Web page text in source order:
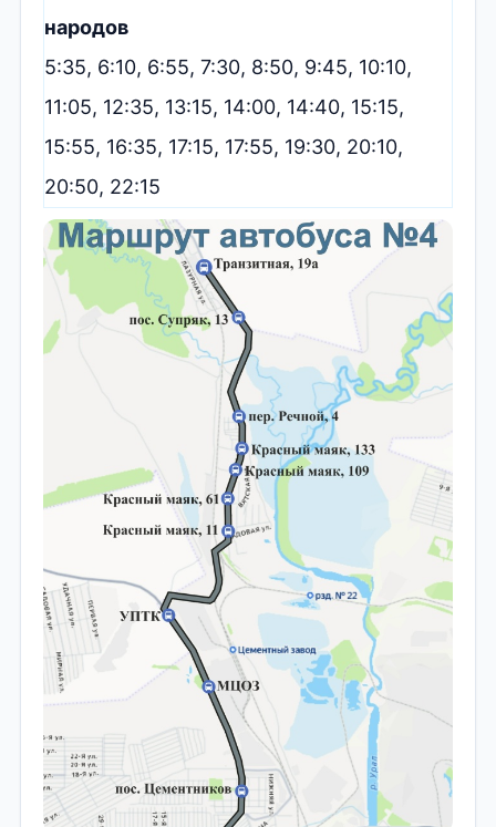
народов
5:35, 6:10, 6:55, 7:30, 8:50, 9:45, 10:10,
11:05, 12:35, 13:15, 14:00, 14:40, 15:15,
15:55, 16:35, 17:15, 17:55, 19:30, 20:10,
20:50, 22:15